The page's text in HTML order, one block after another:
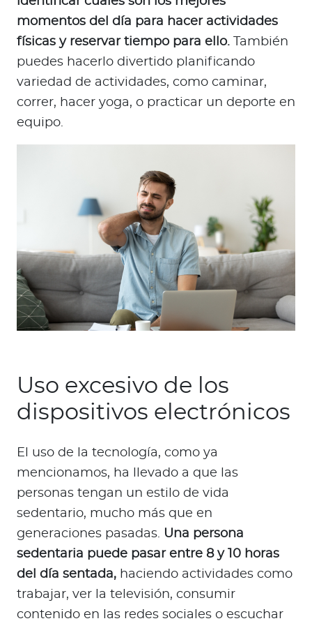
momentos del día para hacer actividades
físicas y reservar tiempo para ello.
También
puedes hacerlo divertido planificando
variedad de actividades, como caminar,
correr, hacer yoga, o practicar un deporte en
equipo.
Uso excesivo de los
dispositivos electrónicos
El uso de la tecnología, como ya
mencionamos, ha llevado a que las
personas tengan un estilo de vida
sedentario, mucho más que en
generaciones pasadas. Una persona
sedentaria puede pasar entre 8 y 10 horas
del día sentada, haciendo actividades como
trabajar, ver la televisión, consumir
contenido en las redes sociales o escuchar